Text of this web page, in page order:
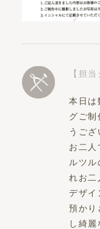
【担
本日は
グご制
うござ
お二人
ルツル
れお二
デザイ
預かり
し綺